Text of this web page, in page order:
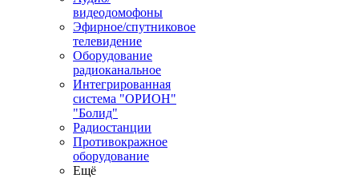
видеодомофоны
Эфирное/спутниковое
телевидение
Оборудование
радиоканальное
Интегрированная
система "ОРИОН"
"Болид"
Радиостанции
Противокражное
оборудование
Ещё